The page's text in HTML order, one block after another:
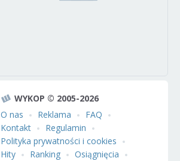
WYKOP © 2005-2026
O nas
Reklama
FAQ
Kontakt
Regulamin
Polityka prywatności i cookies
Hity
Ranking
Osiągnięcia